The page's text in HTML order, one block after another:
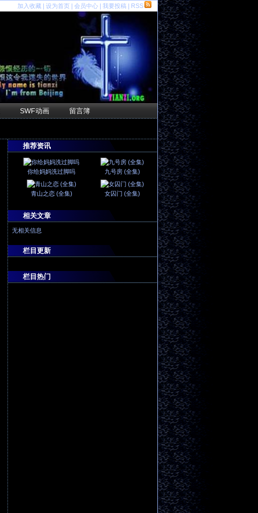
加入收藏 设为首页 会员中心 我要投稿 RSS
SWF动画 留言簿
推荐资讯
你给妈妈洗过脚吗 九号房 (全集)
青山之恋 (全集) 女囚门 (全集)
相关文章
无相关信息
栏目更新
栏目热门